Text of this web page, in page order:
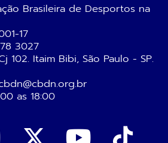
Brasileira de Desportos na
17
3027
102. Itaim Bibi, São Paulo - SP.
as 18:00